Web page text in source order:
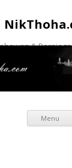
&
Menu